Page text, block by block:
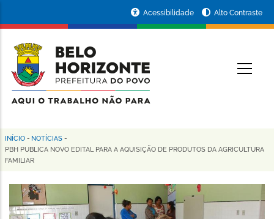
conteúdo
principal
da
Prefeitura
de
Horizonte
Acessibilidade Alto Contraste
Trilha
de
navegação
INÍCIO - NOTÍCIAS -
PBH PUBLICA NOVO EDITAL PARA A AQUISIÇÃO DE PRODUTOS DA AGRICULTURA
FAMILIAR